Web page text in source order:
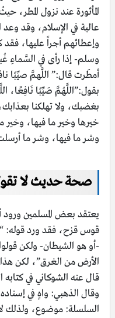
المأثورة عند نزول المطر،
عالية في الإسلام، وقد وعد
وإعطائهم أجراً عليها،
وسلم- إذا رأى في السَّماءِ
أمطَرت قال:” اللَّهمَّ صيِّبًا
بقول:”اللَّهُمَّ صَيِّبًا نَافِعًا،
بغضبك، ولا تهلكنا
وشر ما فيها، وشر ما
صحة حديث لا
يعتقد بعض المسلمين ورود
قوس قزح، فقد ورد قوله:
-أو هو الشيطان- ولكن
الأرض من الغرق”، لكن
قال عنه الشوكاني في
وقال الذهبي: واهٍ في
السلسلة: موضوع، ولذلك لا